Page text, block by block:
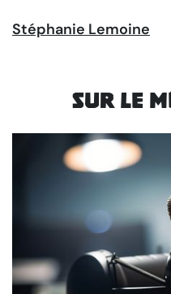
Stéphanie Lemoine
Sur le